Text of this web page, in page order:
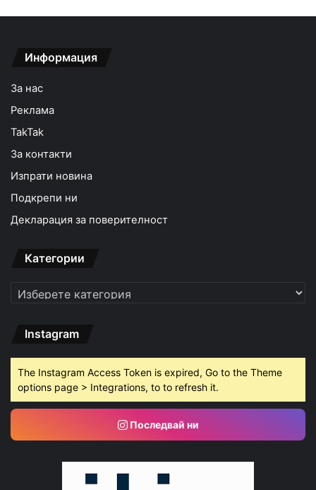
Информация
За нас
Реклама
TakTak
За контакти
Изпрати новина
Подкрепи ни
Декларация за поверителност
Категории
Категории
Instagram
The Instagram Access Token is expired, Go to the Theme
options page > Integrations, to to refresh it.
Последвай ни